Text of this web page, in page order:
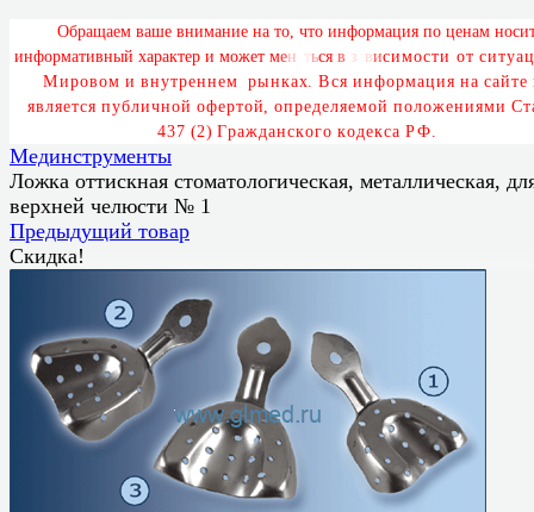
Обращаем ваше внимание на то, что информация по ценам носи
информативный характер и может мен ться в з ависимости от ситуац
Мировом и внутреннем рынках. Вся информация на сайте
является публичной офертой, определяемой положениями Ст
437 (2) Гражданского кодекса РФ.
Мединструменты
Ложка оттискная стоматологическая, металлическая,
верхней челюсти № 1
Предыдущий товар
Скидка!